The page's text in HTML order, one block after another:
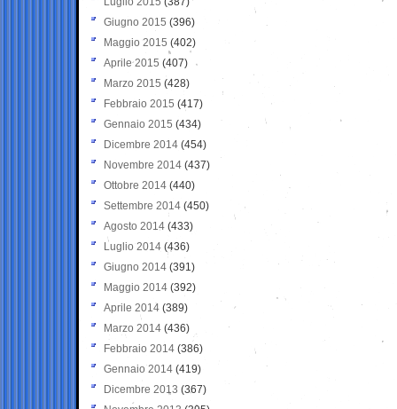
Giugno 2015 (396)
Maggio 2015 (402)
Aprile 2015 (407)
Marzo 2015 (428)
Febbraio 2015 (417)
Gennaio 2015 (434)
Dicembre 2014 (454)
Novembre 2014 (437)
Ottobre 2014 (440)
Settembre 2014 (450)
Agosto 2014 (433)
Luglio 2014 (436)
Giugno 2014 (391)
Maggio 2014 (392)
Aprile 2014 (389)
Marzo 2014 (436)
Febbraio 2014 (386)
Gennaio 2014 (419)
Dicembre 2013 (367)